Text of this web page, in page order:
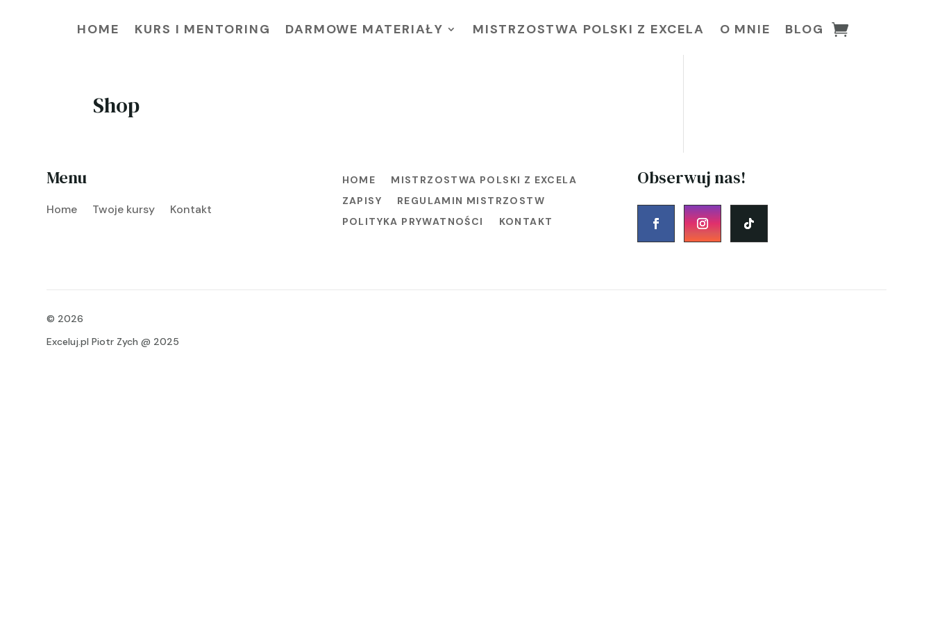
HOME KURS I MENTORING DARMOWE MATERIAŁY MISTRZOSTWA POLSKI Z EXCELA O MNIE BLOG
Shop
Menu
Home Twoje kursy Kontakt
HOME
MISTRZOSTWA POLSKI Z EXCELA
ZAPISY
REGULAMIN MISTRZOSTW
POLITYKA PRYWATNOŚCI
KONTAKT
Obserwuj nas!
© 2026
Exceluj.pl Piotr Zych @ 2025